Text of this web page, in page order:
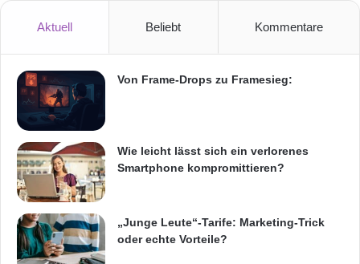
Aktuell Beliebt Kommentare
Von Frame-Drops zu Framesieg:
Wie leicht lässt sich ein verlorenes
Smartphone kompromittieren?
„Junge Leute“-Tarife: Marketing-Trick
oder echte Vorteile?